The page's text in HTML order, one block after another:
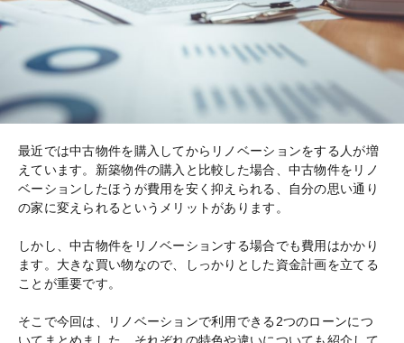
最近では中古物件を購入してからリノベーションをする人が増
えています。新築物件の購入と比較した場合、中古物件をリノ
ベーションしたほうが費用を安く抑えられる、自分の思い通り
の家に変えられるというメリットがあります。
しかし、中古物件をリノベーションする場合でも費用はかかり
ます。大きな買い物なので、しっかりとした資金計画を立てる
ことが重要です。
そこで今回は、リノベーションで利用できる2つのローンにつ